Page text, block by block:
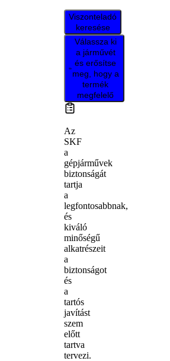
Viszonteladó
keresése
Válassza ki
a járművét
és erősítse
meg, hogy a
termék
megfelelő
Az
SKF
a
gépjárművek
biztonságát
tartja
a
legfontosabbnak,
és
kiváló
minőségű
alkatrészeit
a
biztonságot
és
a
tartós
javítást
szem
előtt
tartva
tervezi.